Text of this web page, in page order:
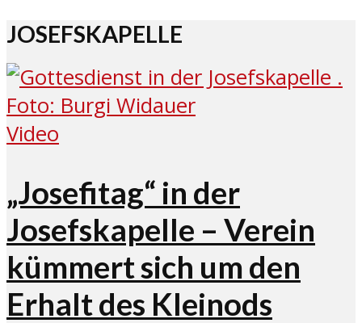
JOSEFSKAPELLE
Video
„Josefitag“ in der
Josefskapelle – Verein
kümmert sich um den
Erhalt des Kleinods